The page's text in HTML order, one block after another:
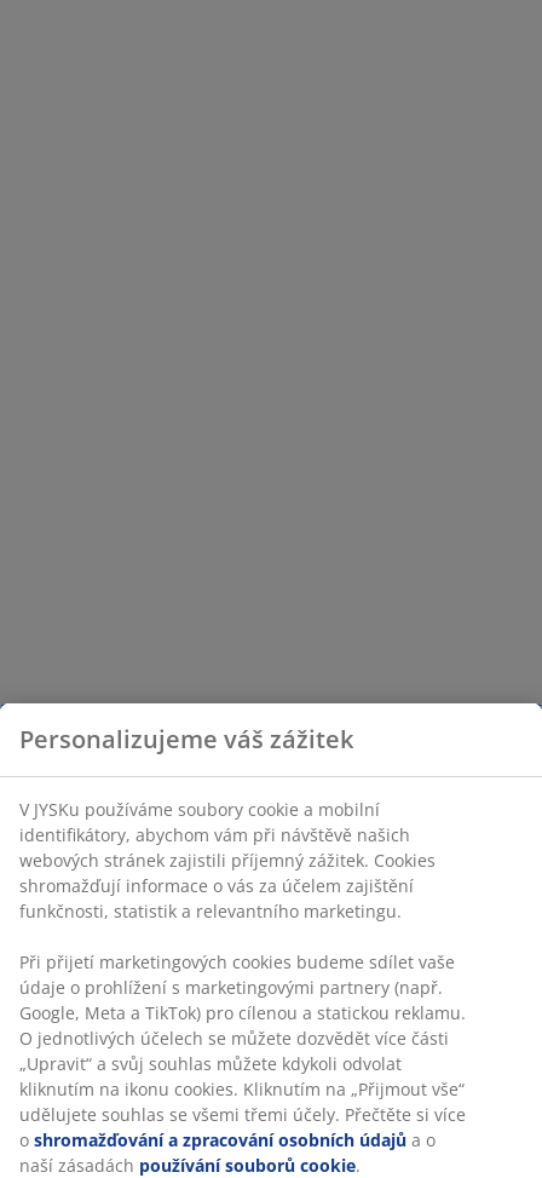
Personalizujeme váš zážitek
V JYSKu používáme soubory cookie a mobilní
identifikátory, abychom vám při návštěvě našich
webových stránek zajistili příjemný zážitek. Cookies
shromažďují informace o vás za účelem zajištění
funkčnosti, statistik a relevantního marketingu.
Při přijetí marketingových cookies budeme sdílet vaše
údaje o prohlížení s marketingovými partnery (např.
Google, Meta a TikTok) pro cílenou a statickou reklamu.
O jednotlivých účelech se můžete dozvědět více části
„Upravit“ a svůj souhlas můžete kdykoli odvolat
kliknutím na ikonu cookies. Kliknutím na „Přijmout vše“
udělujete souhlas se všemi třemi účely. Přečtěte si více
o shromažďování a zpracování osobních údajů a o
naší zásadách používání souborů cookie.